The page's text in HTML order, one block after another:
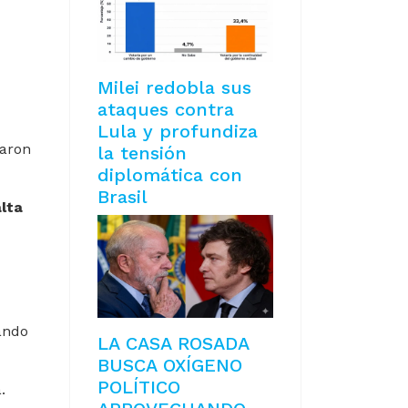
Milei redobla sus
ataques contra
Lula y profundiza
la tensión
diplomática con
Brasil
LA CASA ROSADA
BUSCA OXÍGENO
POLÍTICO